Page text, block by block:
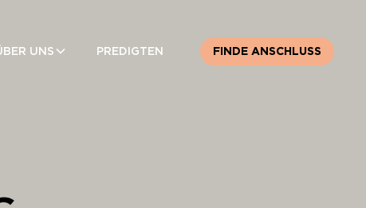
UNS PREDIGTEN FINDE ANSCHLUSS